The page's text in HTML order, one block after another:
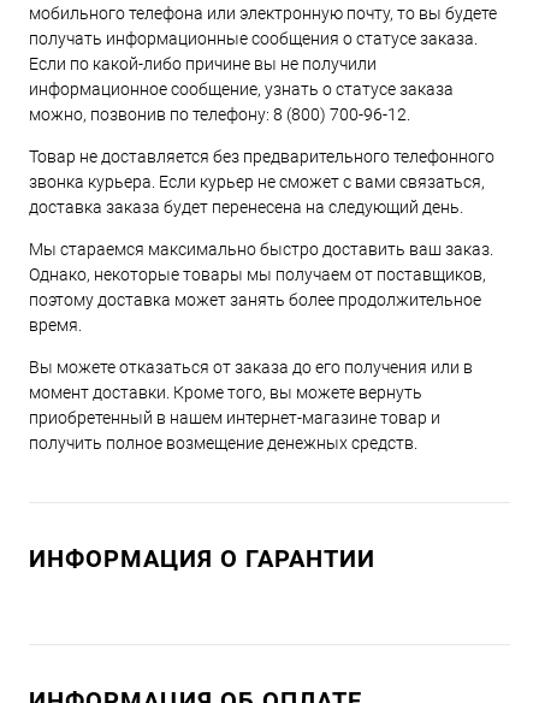
мобильного телефона или электронную почту, то вы будете
получать информационные сообщения о статусе заказа.
Если по какой-либо причине вы не получили
информационное сообщение, узнать о статусе заказа
можно, позвонив по телефону: 8 (800) 700-96-12.
Товар не доставляется без предварительного телефонного
звонка курьера. Если курьер не сможет с вами связаться,
доставка заказа будет перенесена на следующий день.
Мы стараемся максимально быстро доставить ваш заказ.
Однако, некоторые товары мы получаем от поставщиков,
поэтому доставка может занять более продолжительное
время.
Вы можете отказаться от заказа до его получения или в
момент доставки. Кроме того, вы можете вернуть
приобретенный в нашем интернет-магазине товар и
получить полное возмещение денежных средств.
ИНФОРМАЦИЯ О ГАРАНТИИ